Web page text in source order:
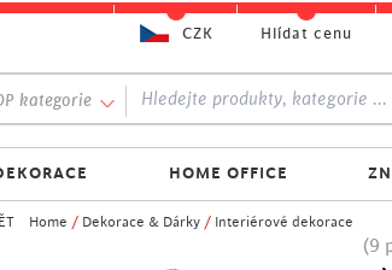
Home / Dekorace & Dárky / Interiérové dekorace
(9
kategorie
HOME OFFICE
CZK Hlídat cenu